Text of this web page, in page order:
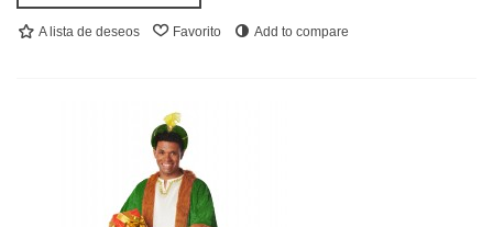
A lista de deseos Favorito Add to compare